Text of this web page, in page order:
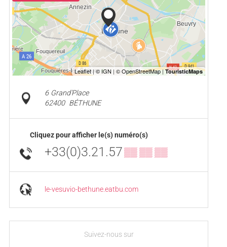
6 Grand'Place
62400 BÉTHUNE
Cliquez pour afficher le(s) numéro(s)
+33(0)3.21.57▒▒ ▒▒ ▒▒
le-vesuvio-bethune.eatbu.com
Suivez-nous sur